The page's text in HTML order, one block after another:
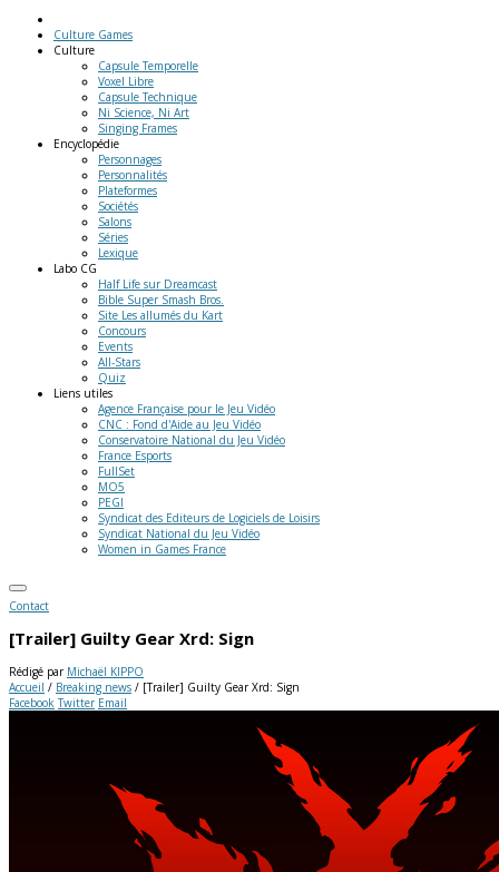
Culture Games
Culture
Capsule Temporelle
Voxel Libre
Capsule Technique
Ni Science, Ni Art
Singing Frames
Encyclopédie
Personnages
Personnalités
Plateformes
Sociétés
Salons
Séries
Lexique
Labo CG
Half Life sur Dreamcast
Bible Super Smash Bros.
Site Les allumés du Kart
Concours
Events
All-Stars
Quiz
Liens utiles
Agence Française pour le Jeu Vidéo
CNC : Fond d'Aide au Jeu Vidéo
Conservatoire National du Jeu Vidéo
France Esports
FullSet
MO5
PEGI
Syndicat des Editeurs de Logiciels de Loisirs
Syndicat National du Jeu Vidéo
Women in Games France
Contact
[Trailer] Guilty Gear Xrd: Sign
Rédigé par Michaël KIPPO
Accueil / Breaking news / [Trailer] Guilty Gear Xrd: Sign
Facebook Twitter Email